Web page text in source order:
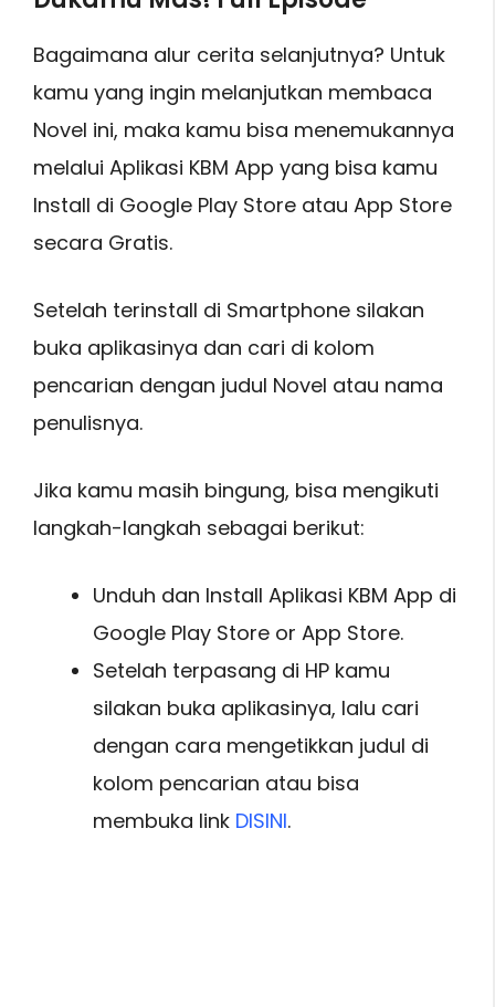
Bagaimana alur cerita selanjutnya? Untuk
kamu yang ingin melanjutkan membaca
Novel ini, maka kamu bisa menemukannya
melalui Aplikasi KBM App yang bisa kamu
Install di Google Play Store atau App Store
secara Gratis.
Setelah terinstall di Smartphone silakan
buka aplikasinya dan cari di kolom
pencarian dengan judul Novel atau nama
penulisnya.
Jika kamu masih bingung, bisa mengikuti
langkah-langkah sebagai berikut:
Unduh dan Install Aplikasi KBM App di
Google Play Store or App Store.
Setelah terpasang di HP kamu
silakan buka aplikasinya, lalu cari
dengan cara mengetikkan judul di
kolom pencarian atau bisa
membuka link DISINI.